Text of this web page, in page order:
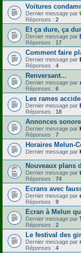
Voitures
Dernier message par
Réponses : 2
Et ça dure, ça
Dernier message par
Réponses : 17
Comment faire
Dernier message par
Réponses : 4
Renversant...
Dernier message par
Réponses : 6
Les rames
Dernier message par
Réponses : 18
Annonces
Dernier message par
Réponses : 7
Horaires Melun-
Dernier message par
Nouveaux plans
Dernier message par
Réponses : 74
Ecrans avec
Dernier message par
Réponses : 9
Ecran à Melun
Dernier message par
Réponses : 2
Le festival des
Dernier message par
Réponses : 4